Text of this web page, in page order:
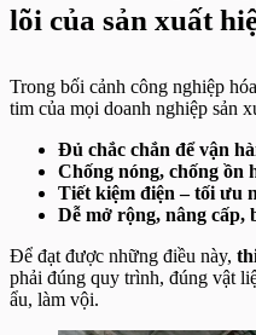
lõi của sản xuất
Trong bối cảnh công nghiệp
tim của mọi doanh nghiệp sản
Đủ chắc chắn để vận
Chống nóng, chống ồn
Tiết kiệm điện – tối ưu
Dễ mở rộng, nâng cấp,
Để đạt được những điều này,
phải đúng quy trình, đúng vật
ẩu, làm vội.